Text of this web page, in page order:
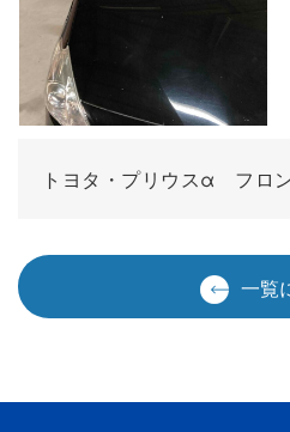
トヨタ・プリウスα フロン
一覧